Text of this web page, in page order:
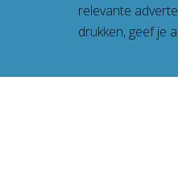
relevante
drukken, geef je